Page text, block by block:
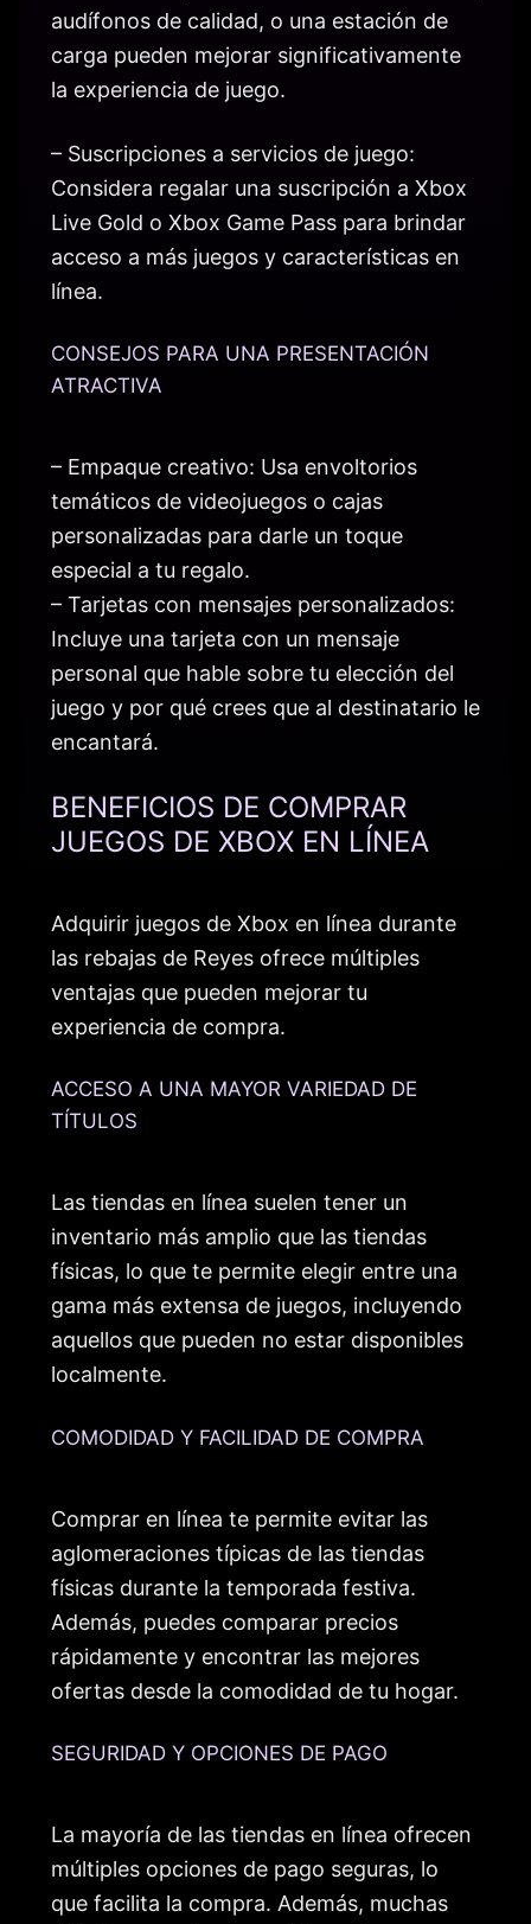
audífonos de calidad, o una estación de
carga pueden mejorar significativamente
la experiencia de juego.
– Suscripciones a servicios de juego:
Considera regalar una suscripción a Xbox
Live Gold o Xbox Game Pass para brindar
acceso a más juegos y características en
línea.
CONSEJOS PARA UNA PRESENTACIÓN
ATRACTIVA
– Empaque creativo: Usa envoltorios
temáticos de videojuegos o cajas
personalizadas para darle un toque
especial a tu regalo.
– Tarjetas con mensajes personalizados:
Incluye una tarjeta con un mensaje
personal que hable sobre tu elección del
juego y por qué crees que al destinatario le
encantará.
BENEFICIOS DE COMPRAR
JUEGOS DE XBOX EN LÍNEA
Adquirir juegos de Xbox en línea durante
las rebajas de Reyes ofrece múltiples
ventajas que pueden mejorar tu
experiencia de compra.
ACCESO A UNA MAYOR VARIEDAD DE
TÍTULOS
Las tiendas en línea suelen tener un
inventario más amplio que las tiendas
físicas, lo que te permite elegir entre una
gama más extensa de juegos, incluyendo
aquellos que pueden no estar disponibles
localmente.
COMODIDAD Y FACILIDAD DE COMPRA
Comprar en línea te permite evitar las
aglomeraciones típicas de las tiendas
físicas durante la temporada festiva.
Además, puedes comparar precios
rápidamente y encontrar las mejores
ofertas desde la comodidad de tu hogar.
SEGURIDAD Y OPCIONES DE PAGO
La mayoría de las tiendas en línea ofrecen
múltiples opciones de pago seguras, lo
que facilita la compra. Además, muchas